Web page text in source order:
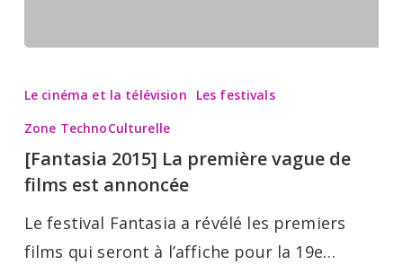
2015]
La
première
vague
films
est
Le cinéma et la télévision
Les festivals
Zone TechnoCulturelle
[Fantasia 2015] La première vague de
films est annoncée
Le festival Fantasia a révélé les premiers
films qui seront à l’affiche pour la 19e…